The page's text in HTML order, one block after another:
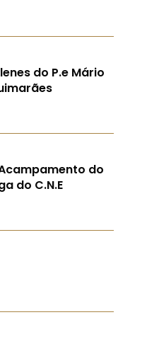
do P.e Mário
do
do C.N.E